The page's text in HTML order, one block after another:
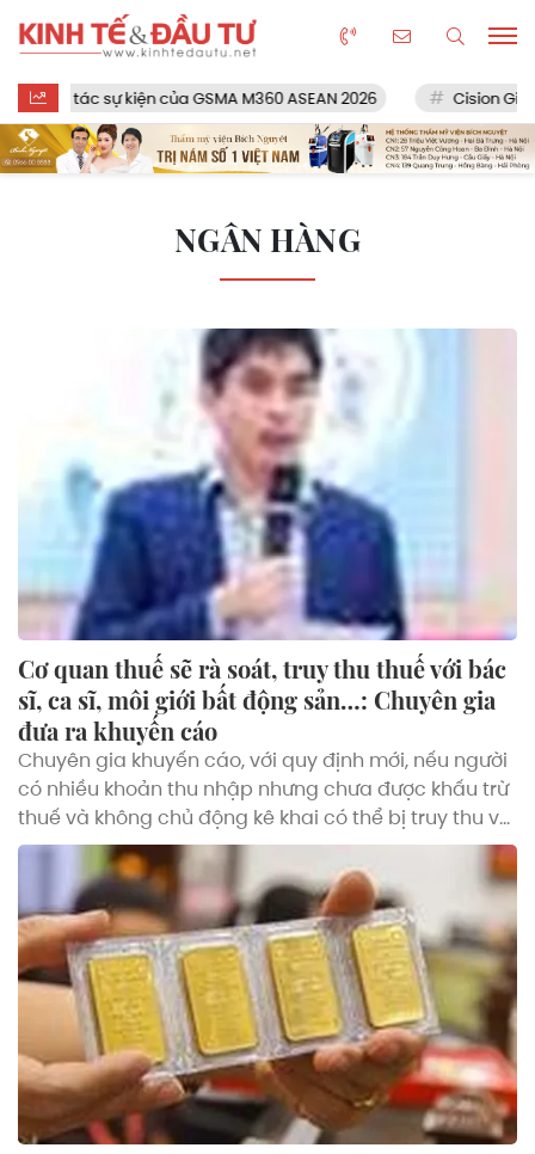
sự kiện của GSMA M360 ASEAN 2026 Cision Giành Giải
NGÂN HÀNG
Cơ quan thuế sẽ rà soát, truy thu thuế với bác
sĩ, ca sĩ, môi giới bất động sản…: Chuyên gia
đưa ra khuyến cáo
Chuyên gia khuyến cáo, với quy định mới, nếu người
có nhiều khoản thu nhập nhưng chưa được khấu trừ
thuế và không chủ động kê khai có thể bị truy thu và
xem xét là hành vi trốn thuế.